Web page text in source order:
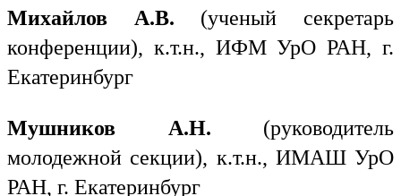
Михайлов А.В. (ученый секретарь
конференции), к.т.н., ИФМ УрО РАН, г.
Екатеринбург
Мушников А.Н. (руководитель
молодежной секции), к.т.н., ИМАШ УрО
РАН, г. Екатеринбург